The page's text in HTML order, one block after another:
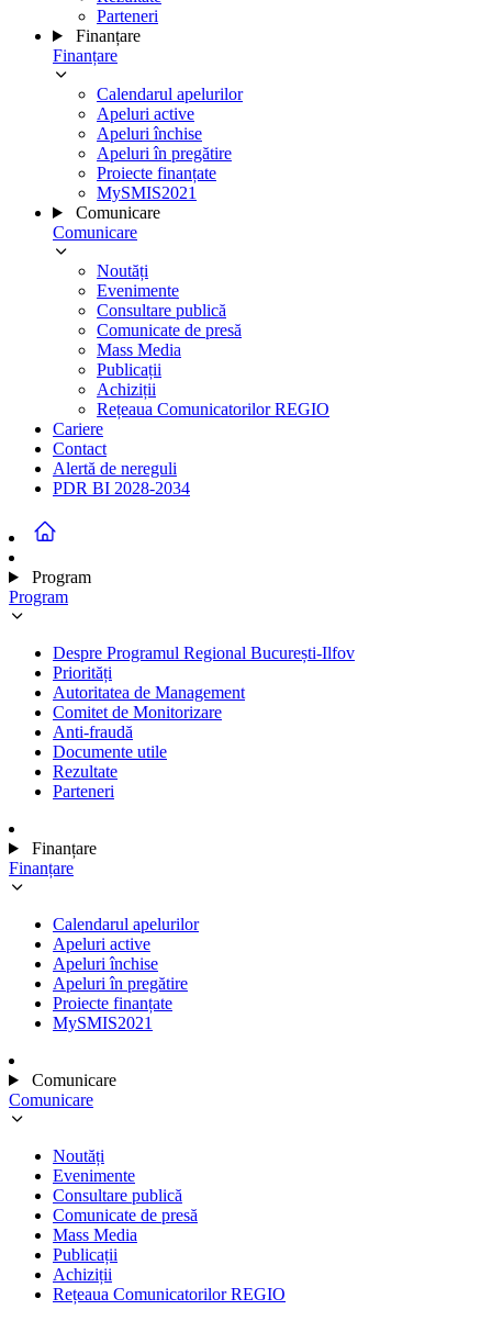
Parteneri
Finanțare
Finanțare
Calendarul apelurilor
Apeluri active
Apeluri închise
Apeluri în pregătire
Proiecte finanțate
MySMIS2021
Comunicare
Comunicare
Noutăți
Evenimente
Consultare publică
Comunicate de presă
Mass Media
Publicații
Achiziții
Rețeaua Comunicatorilor REGIO
Cariere
Contact
Alertă de nereguli
PDR BI 2028-2034
Program
Program
Despre Programul Regional București-Ilfov
Priorități
Autoritatea de Management
Comitet de Monitorizare
Anti-fraudă
Documente utile
Rezultate
Parteneri
Finanțare
Finanțare
Calendarul apelurilor
Apeluri active
Apeluri închise
Apeluri în pregătire
Proiecte finanțate
MySMIS2021
Comunicare
Comunicare
Noutăți
Evenimente
Consultare publică
Comunicate de presă
Mass Media
Publicații
Achiziții
Rețeaua Comunicatorilor REGIO